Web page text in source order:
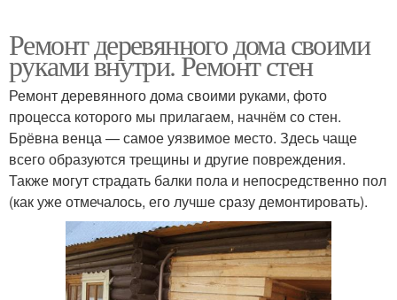
Ремонт деревянного дома своими
руками внутри. Ремонт стен
Ремонт деревянного дома своими руками, фото
процесса которого мы прилагаем, начнём со стен.
Брёвна венца — самое уязвимое место. Здесь чаще
всего образуются трещины и другие повреждения.
Также могут страдать балки пола и непосредственно пол
(как уже отмечалось, его лучше сразу демонтировать).